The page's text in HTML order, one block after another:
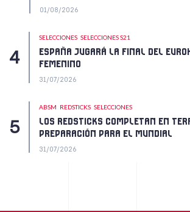
01/08/2026
SELECCIONES SELECCIONES S21
ESPAÑA JUGARÁ LA FINAL DEL
FEMENINO
31/07/2026
ABSM REDSTICKS SELECCIONES
LOS REDSTICKS COMPLETAN EN
PREPARACIÓN PARA EL MUNDIAL
31/07/2026